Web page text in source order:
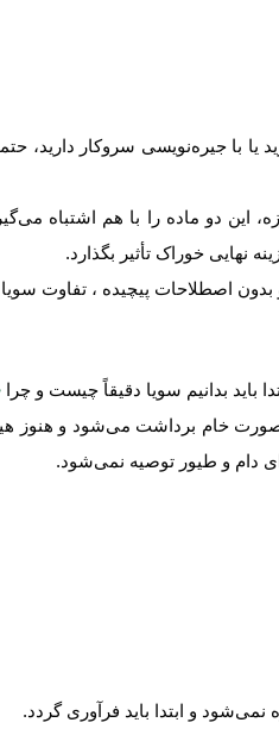
یا با جیره‌نویسی سروکار
این دو ماده را با هم اشتباه
نهایی خوراک تأثیر بگذارد.
اصطلاحات پیچیده ، تفاوت
باید بدانیم سویا دقیقاً چیست و چرا
خام برداشت می‌شود و هنوز
دام و طیور توصیه نمی‌شود.
و ابتدا باید فرآوری گردد.